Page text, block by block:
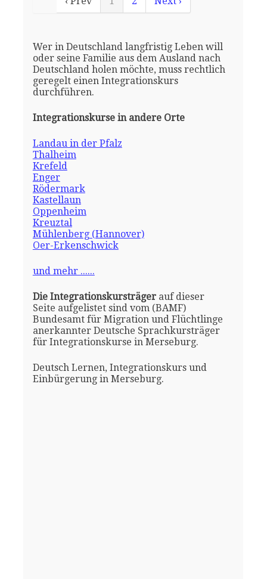
Wer in Deutschland langfristig Leben will
oder seine Familie aus dem Ausland nach
Deutschland holen möchte, muss rechtlich
geregelt einen Integrationskurs
durchführen.
Integrationskurse in andere Orte
Landau in der Pfalz
Thalheim
Krefeld
Enger
Rödermark
Kastellaun
Oppenheim
Kreuztal
Mühlenberg (Hannover)
Oer-Erkenschwick
und mehr ......
Die Integrationskursträgerauf dieser
Seite aufgelistet sind vom (BAMF)
Bundesamt für Migration und Flüchtlinge
anerkannter Deutsche Sprachkursträger
für Integrationskurse in Merseburg.
Deutsch Lernen, Integrationskurs und
Einbürgerung in Merseburg.